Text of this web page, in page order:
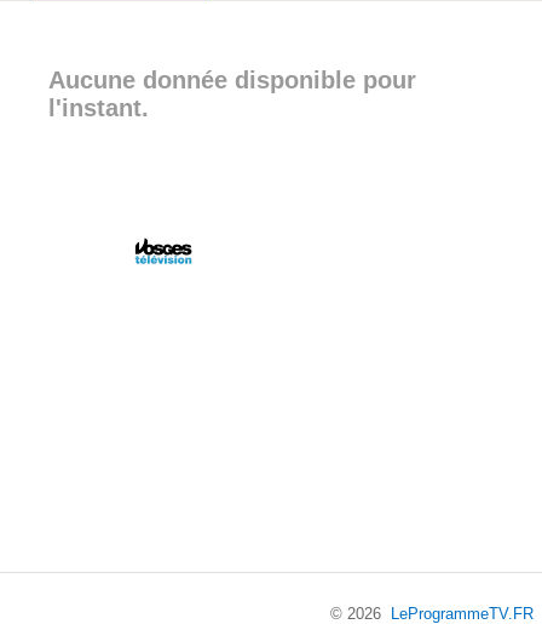
Aucune donnée disponible pour
l'instant.
© 2026 LeProgrammeTV.FR